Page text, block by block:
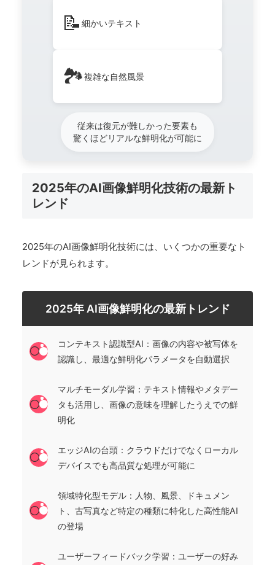
📝 細かいテキスト
🏞️複雑な自然風景
従来は復元が難しかった要素も
驚くほどリアルな鮮明化が可能に
2025年のAI画像鮮明化技術の最新ト
レンド
2025年のAI画像鮮明化技術には、いくつかの重要なト
レンドが見られます。
2025年 AI画像鮮明化の最新トレンド
コンテキスト認識型AI：画像の内容や被写体を
認識し、最適な鮮明化パラメータを自動選択
マルチモーダル学習：テキスト情報やメタデー
タも活用し、画像の意味を理解したうえでの鮮
明化
エッジAIの台頭：クラウドだけでなくローカル
デバイスでも高品質な処理が可能に
領域特化型モデル：人物、風景、ドキュメン
ト、古写真など特定の種類に特化した高性能AI
の登場
ユーザーフィードバック学習：ユーザーの好み